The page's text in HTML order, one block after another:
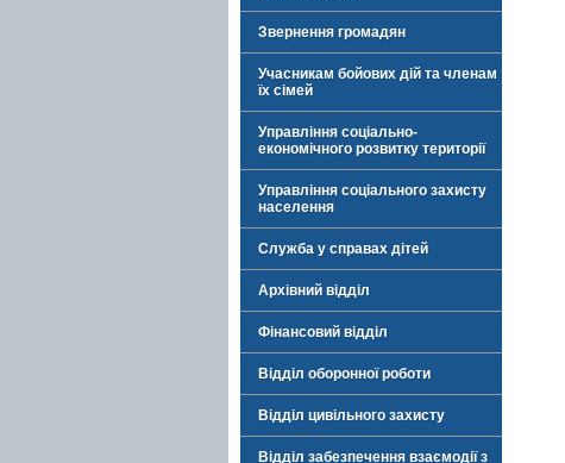
Звернення громадян
Учасникам бойових дій та членам
їх сімей
Управління соціально-
економічного розвитку території
Управління соціального захисту
населення
Служба у справах дітей
Архівний відділ
Фінансовий відділ
Відділ оборонної роботи
Відділ цивільного захисту
Відділ забезпечення взаємодії з